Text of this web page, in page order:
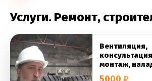
Услуги. Ремонт,
Вентиляция,
монтаж,